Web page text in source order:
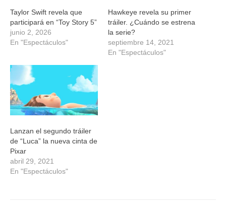
Taylor Swift revela que
participará en “Toy Story 5”
junio 2, 2026
En "Espectáculos"
Hawkeye revela su primer
tráiler. ¿Cuándo se estrena
la serie?
septiembre 14, 2021
En "Espectáculos"
Lanzan el segundo tráiler
de “Luca” la nueva cinta de
Pixar
abril 29, 2021
En "Espectáculos"